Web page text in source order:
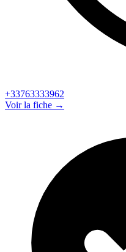
+33763333962
Voir la fiche →